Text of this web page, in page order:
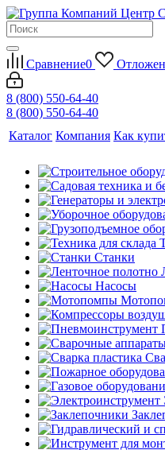
Сравнение0
8 (800) 550-64-40
8 (800) 550-64-40
Каталог Компания Как
Станки
Насосы